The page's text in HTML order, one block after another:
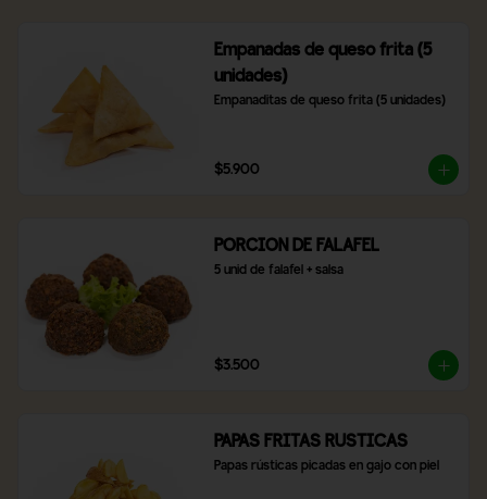
Empanadas de queso frita (5
unidades)
Empanaditas de queso frita (5 unidades)
$5.900
PORCION DE FALAFEL
5 unid de falafel + salsa
$3.500
PAPAS FRITAS RUSTICAS
Papas rústicas picadas en gajo con piel